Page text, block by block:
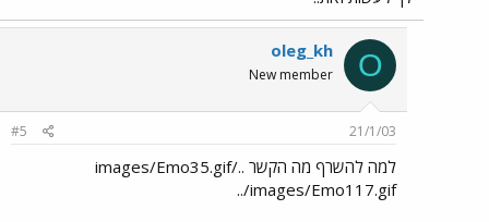
O
oleg_kh
New member
21/1/03
#5
למה להשרף מה הקשר ../images/Emo35.gif
../images/Emo117.gif